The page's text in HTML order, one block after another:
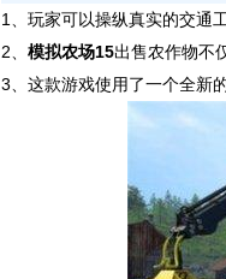
1、 玩家可以操纵真实的交通
2、 模拟农场15出售农作物不
3、这款游戏使用了一个全新